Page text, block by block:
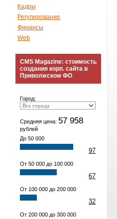
Кадры
Регулирование
Финансы
Web
CMS Magazine: стоимость
создания корп. сайта в
Приволжском ФО
Город:
Средняя цена: 57 958
рублей
До 50 000
97
От 50 000 до 100 000
67
От 100 000 до 200 000
32
От 200 000 до 300 000